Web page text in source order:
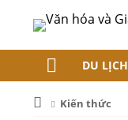
DU LỊCH
Kiến thức